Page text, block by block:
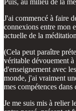
J'ai commencé à faire
connexions entre mon
actuelle de la
(Cela peut paraître
véritable dévouement
d'enseignement avec
monde, j'ai vraiment
mes compétences dans
Je me suis mis à relier